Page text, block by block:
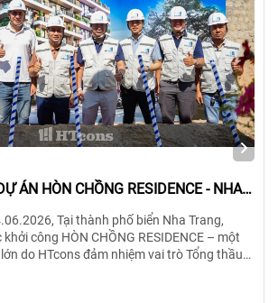
ÁN HÒN CHỒNG RESIDENCE - NHA
Tại thành phố biển Nha Trang,
công HÒN CHỒNG RESIDENCE – một
do HTcons đảm nhiệm vai trò Tổng thầu